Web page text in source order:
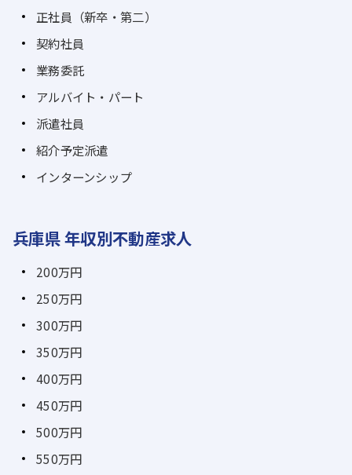
正社員（新卒・第二）
契約社員
業務委託
アルバイト・パート
派遣社員
紹介予定派遣
インターンシップ
兵庫県 年収別不動産求人
200万円
250万円
300万円
350万円
400万円
450万円
500万円
550万円